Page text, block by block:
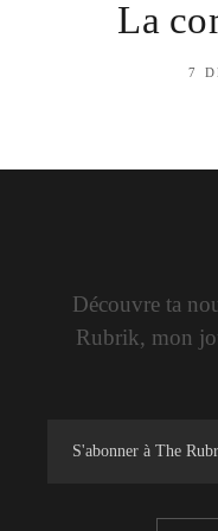
La
7
Découvre ta
Rubrik, mon